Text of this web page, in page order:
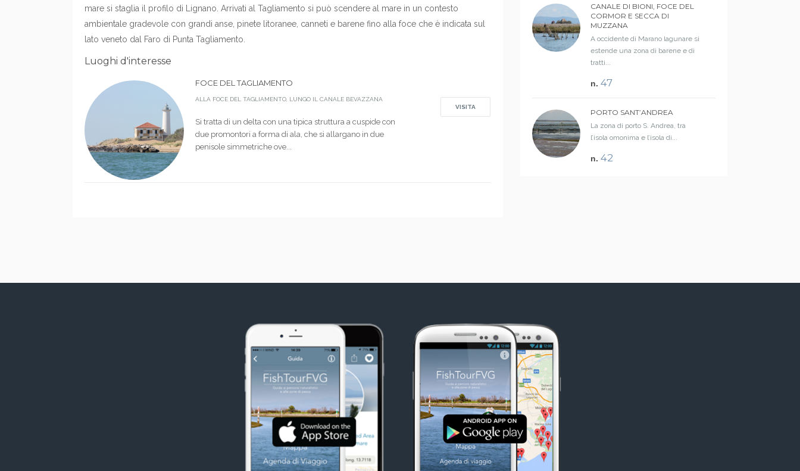
mare si staglia il profilo di Lignano. Arrivati al Tagliamento si può scendere al mare in un contesto
ambientale gradevole con grandi anse, pinete litoranee, canneti e barene fino alla foce che è indicata sul
lato veneto dal Faro di Punta Tagliamento.
Luoghi d'interesse
FOCE DEL TAGLIAMENTO
ALLA FOCE DEL TAGLIAMENTO, LUNGO IL CANALE BEVAZZANA
Si tratta di un delta con una tipica struttura a cuspide con
due promontori a forma di ala, che si allargano in due
penisole simmetriche ove...
VISITA
CANALE DI BIONI, FOCE DEL
CORMOR E SECCA DI
MUZZANA
A occidente di Marano lagunare si
estende una zona di barene e di
tratti...
n. 47
PORTO SANT’ANDREA
La zona di porto S. Andrea, tra
l’isola omonima e l’isola di...
n. 42